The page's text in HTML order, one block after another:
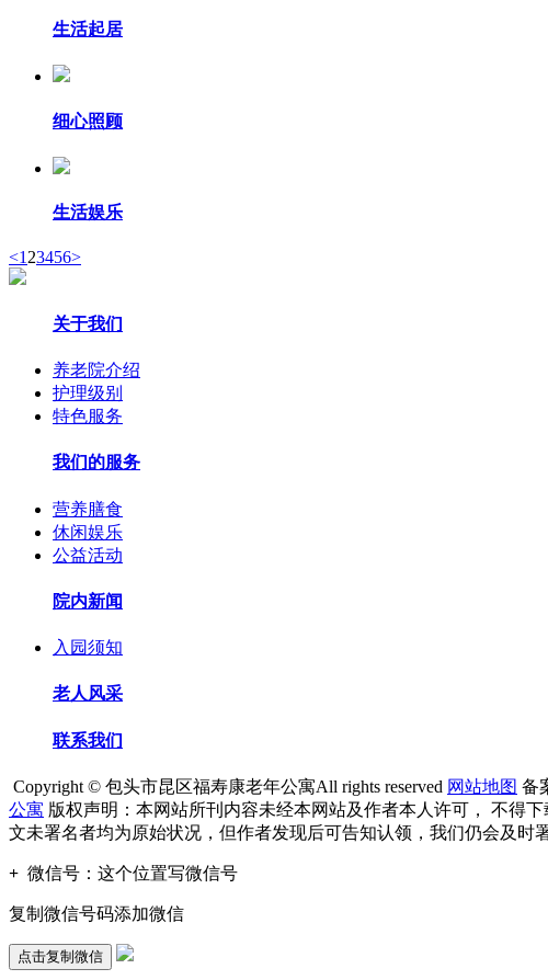
生活起居
细心照顾
生活娱乐
<123456>
关于我们
养老院介绍
护理级别
特色服务
我们的服务
营养膳食
休闲娱乐
公益活动
院内新闻
入园须知
老人风采
联系我们
Copyright © 包头市昆区福寿康老年公寓All rights reserved 网站地图 备
公寓 版权声明：本网站所刊内容未经本网站及作者本人许可， 不得
文未署名者均为原始状况，但作者发现后可告知认领，我们仍会及时
+ 微信号： 这个位置写微信号
复制微信号码添加微信
点击复制微信